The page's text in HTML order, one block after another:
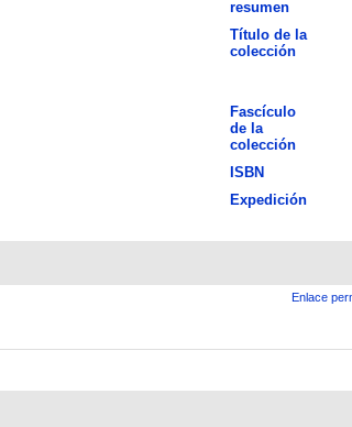
resumen
Título de la
colección
Fascículo
de la
colección
ISBN
Expedición
Enlace